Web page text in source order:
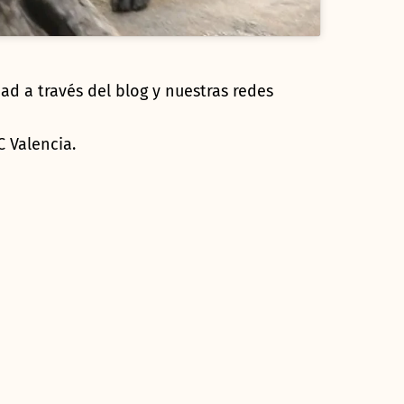
a través del blog y nuestras redes
Valencia.